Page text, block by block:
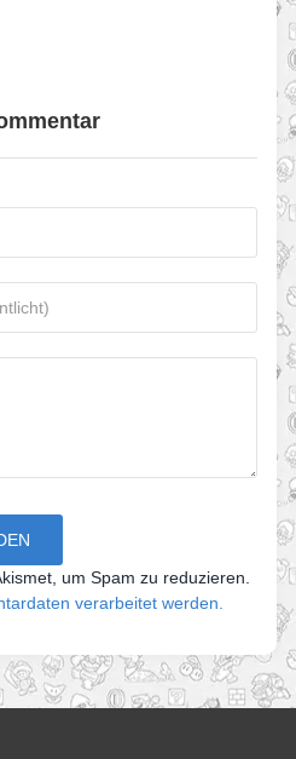
um Spam zu reduzieren.
verarbeitet werden.